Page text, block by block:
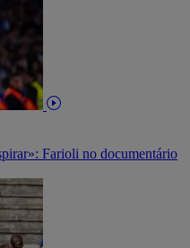
Farioli no documentário